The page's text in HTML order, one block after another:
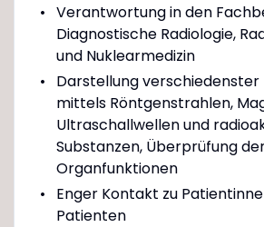
Verantwortung in den
Diagnostische Radiologie,
und Nuklearmedizin
Darstellung
mittels Röntgenstrahlen,
Ultraschallwellen und
Substanzen, Überprüfung
Organfunktionen
Enger Kontakt zu
Patienten